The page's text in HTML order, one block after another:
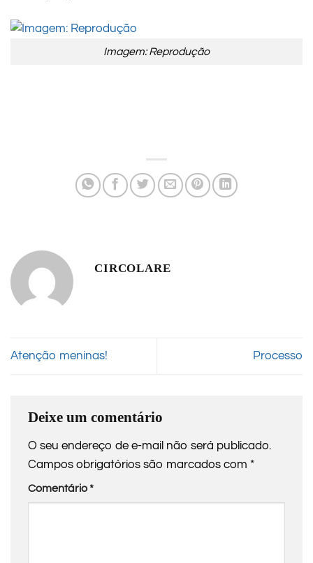
Imagem: Reprodução
CIRCOLARE
Atenção meninas! Processo
Deixe um comentário
O seu endereço de e-mail não será publicado.
Campos obrigatórios são marcados com *
Comentário*